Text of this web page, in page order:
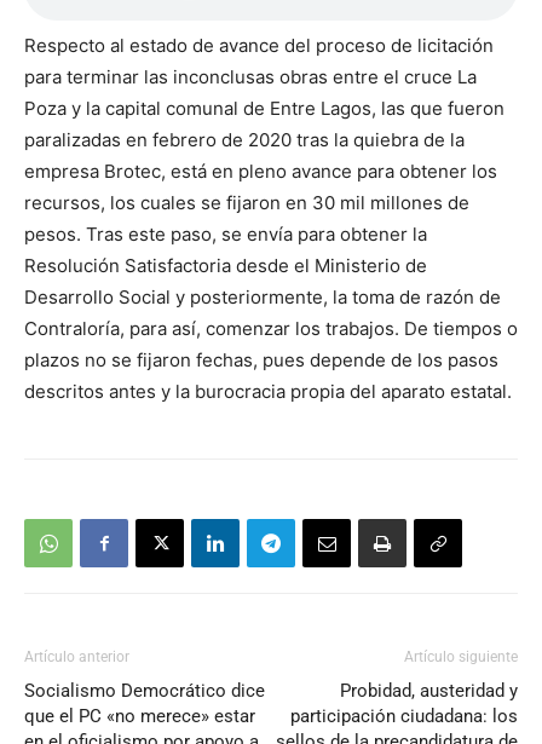
Respecto al estado de avance del proceso de licitación
para terminar las inconclusas obras entre el cruce La
Poza y la capital comunal de Entre Lagos, las que fueron
paralizadas en febrero de 2020 tras la quiebra de la
empresa Brotec, está en pleno avance para obtener los
recursos, los cuales se fijaron en 30 mil millones de
pesos. Tras este paso, se envía para obtener la
Resolución Satisfactoria desde el Ministerio de
Desarrollo Social y posteriormente, la toma de razón de
Contraloría, para así, comenzar los trabajos. De tiempos o
plazos no se fijaron fechas, pues depende de los pasos
descritos antes y la burocracia propia del aparato estatal.
Artículo anterior
Socialismo Democrático dice
que el PC «no merece» estar
Artículo siguiente
Probidad, austeridad y
participación ciudadana: los